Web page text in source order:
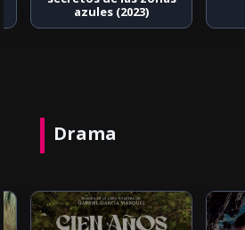
azules (2023)
Drama